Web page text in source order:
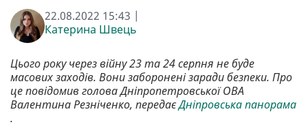
22.08.2022 15:43 |
Катерина Швець
Цього року через війну 23 та 24 серпня не буде
масових заходів. Вони заборонені заради безпеки. Про
це повідомив голова Дніпропетровської ОВА
Валентина Резніченко, передаєДніпровська панорама
.